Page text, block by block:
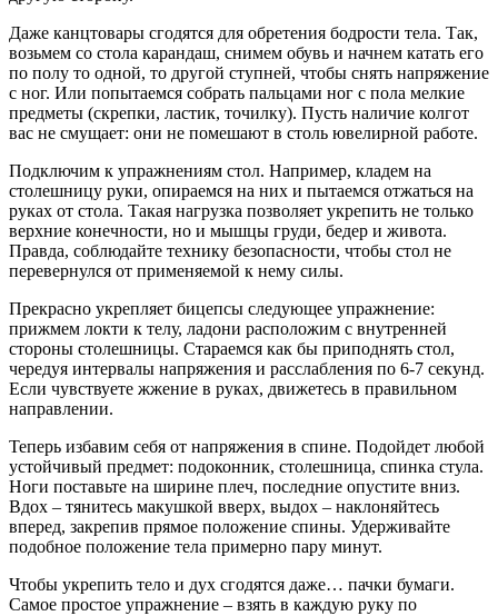
Даже канцтовары сгодятся для обретения бодрости тела. Так,
возьмем со стола карандаш, снимем обувь и начнем катать его
по полу то одной, то другой ступней, чтобы снять напряжение
с ног. Или попытаемся собрать пальцами ног с пола мелкие
предметы (скрепки, ластик, точилку). Пусть наличие колгот
вас не смущает: они не помешают в столь ювелирной работе.
Подключим к упражнениям стол. Например, кладем на
столешницу руки, опираемся на них и пытаемся отжаться на
руках от стола. Такая нагрузка позволяет укрепить не только
верхние конечности, но и мышцы груди, бедер и живота.
Правда, соблюдайте технику безопасности, чтобы стол не
перевернулся от применяемой к нему силы.
Прекрасно укрепляет бицепсы следующее упражнение:
прижмем локти к телу, ладони расположим с внутренней
стороны столешницы. Стараемся как бы приподнять стол,
чередуя интервалы напряжения и расслабления по 6-7 секунд.
Если чувствуете жжение в руках, движетесь в правильном
направлении.
Теперь избавим себя от напряжения в спине. Подойдет любой
устойчивый предмет: подоконник, столешница, спинка стула.
Ноги поставьте на ширине плеч, последние опустите вниз.
Вдох – тянитесь макушкой вверх, выдох – наклоняйтесь
вперед, закрепив прямое положение спины. Удерживайте
подобное положение тела примерно пару минут.
Чтобы укрепить тело и дух сгодятся даже… пачки бумаги.
Самое простое упражнение – взять в каждую руку по